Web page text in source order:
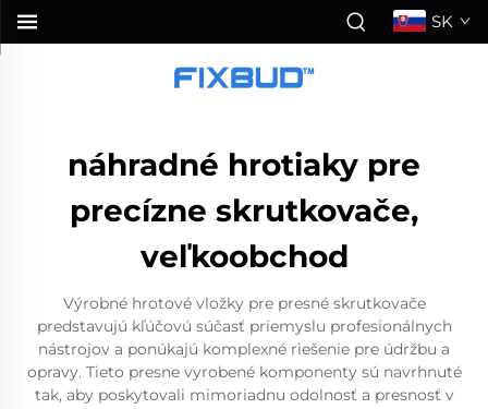
SK
náhradné hrotiaky pre
precízne skrutkovače,
veľkoobchod
Výrobné hrotové vložky pre presné skrutkovače
predstavujú kľúčovú súčasť priemyslu profesionálnych
nástrojov a ponúkajú komplexné riešenie pre údržbu a
opravy. Tieto presne vyrobené komponenty sú navrhnuté
tak, aby poskytovali mimoriadnu odolnosť a presnosť v